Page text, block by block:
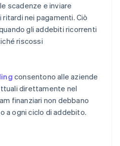
scadenze e inviare
nei pagamenti. Ciò
gli addebiti ricorrenti
riscossi
consentono alle aziende
direttamente nel
finanziari non debbano
a ogni ciclo di addebito.